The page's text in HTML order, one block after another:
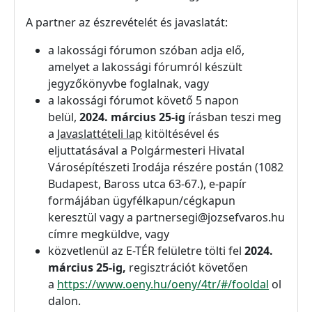
A partner az észrevételét és javaslatát:
a lakossági fórumon szóban adja elő,
amelyet a lakossági fórumról készült
jegyzőkönyvbe foglalnak, vagy
a lakossági fórumot követő 5 napon
belül, 2024. március 25-ig írásban teszi meg
a Javaslattételi lap kitöltésével és
eljuttatásával a Polgármesteri Hivatal
Városépítészeti Irodája részére postán (1082
Budapest, Baross utca 63-67.), e-papír
formájában ügyfélkapun/cégkapun
keresztül vagy a partnersegi@jozsefvaros.hu
címre megküldve, vagy
közvetlenül az E-TÉR felületre tölti fel 2024.
március 25-ig, regisztrációt követően
a https://www.oeny.hu/oeny/4tr/#/fooldal ol
dalon.